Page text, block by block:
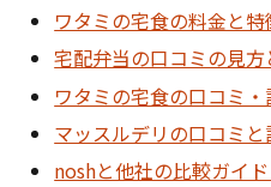
ワタミの宅食の料金と特
宅配弁当の口コミの見
ワタミの宅食の口コミ
マッスルデリの口コミと
noshと他社の比較ガイド